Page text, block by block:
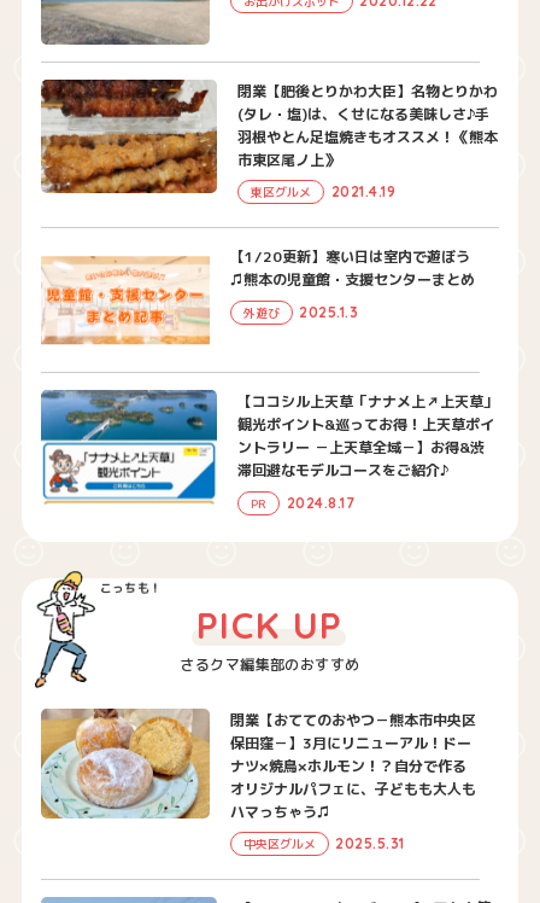
閉業【肥後とりかわ大臣】名物とりかわ
(タレ・塩)は、くせになる美味しさ♪手
羽根やとん足塩焼きもオススメ！《熊本
市東区尾ノ上》
東区グルメ 2021.4.19
【1/20更新】寒い日は室内で遊ぼう
♫熊本の児童館・支援センターまとめ
外遊び 2025.1.3
【ココシル上天草「ナナメ上↗︎上天草」
観光ポイント&巡ってお得！上天草ポイ
ントラリー －上天草全域－】お得&渋
滞回避なモデルコースをご紹介♪
PR 2024.8.17
さるクマ編集部のおすすめ
PICK UP
閉業【おててのおやつ－熊本市中央区
保田窪－】3月にリニューアル！ドー
ナツ×焼鳥×ホルモン！？自分で作る
オリジナルパフェに、子どもも大人も
ハマっちゃう♫
中央区グルメ 2025.5.31